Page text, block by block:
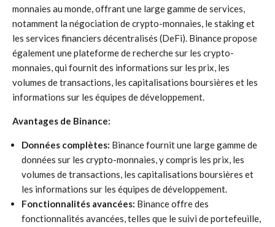
monnaies au monde, offrant une large gamme de services,
notamment la négociation de crypto-monnaies, le staking et
les services financiers décentralisés (DeFi). Binance propose
également une plateforme de recherche sur les crypto-
monnaies, qui fournit des informations sur les prix, les
volumes de transactions, les capitalisations boursières et les
informations sur les équipes de développement.
Avantages de Binance:
Données complètes: Binance fournit une large gamme de
données sur les crypto-monnaies, y compris les prix, les
volumes de transactions, les capitalisations boursières et
les informations sur les équipes de développement.
Fonctionnalités avancées: Binance offre des
fonctionnalités avancées, telles que le suivi de portefeuille,